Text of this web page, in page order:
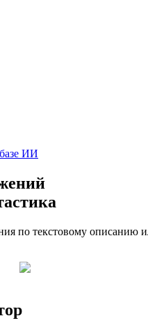
ИИ
по текстовому